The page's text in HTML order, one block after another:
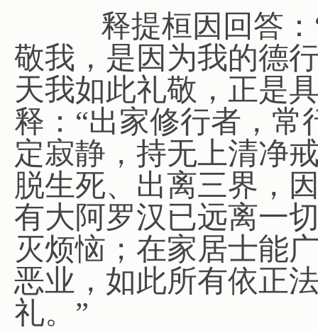
释提桓因回答：“
敬我，是因为我的德
天我如此礼敬，正是
释：“出家修行者，常
定寂静，持无上清净
脱生死、出离三界，
有大阿罗汉已远离一
灭烦恼；在家居士能
恶业，如此所有依正
礼。”